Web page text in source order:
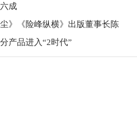
成
》《险峰纵横》出版董事长陈
产品进入“2时代”